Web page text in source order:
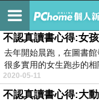
購物台
不認真讀書心得:女
去年開始晨跑，在圖書
很多實用的女生跑步的相
2020-05-11
不認真讀書心得:大